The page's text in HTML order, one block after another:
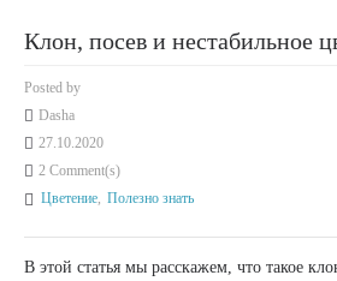
Клон, посев и нестабильное
Posted by
Dasha
27.10.2020
2 Comment(s)
Цветение, Полезно знать
В этой статья мы расскажем, что такое